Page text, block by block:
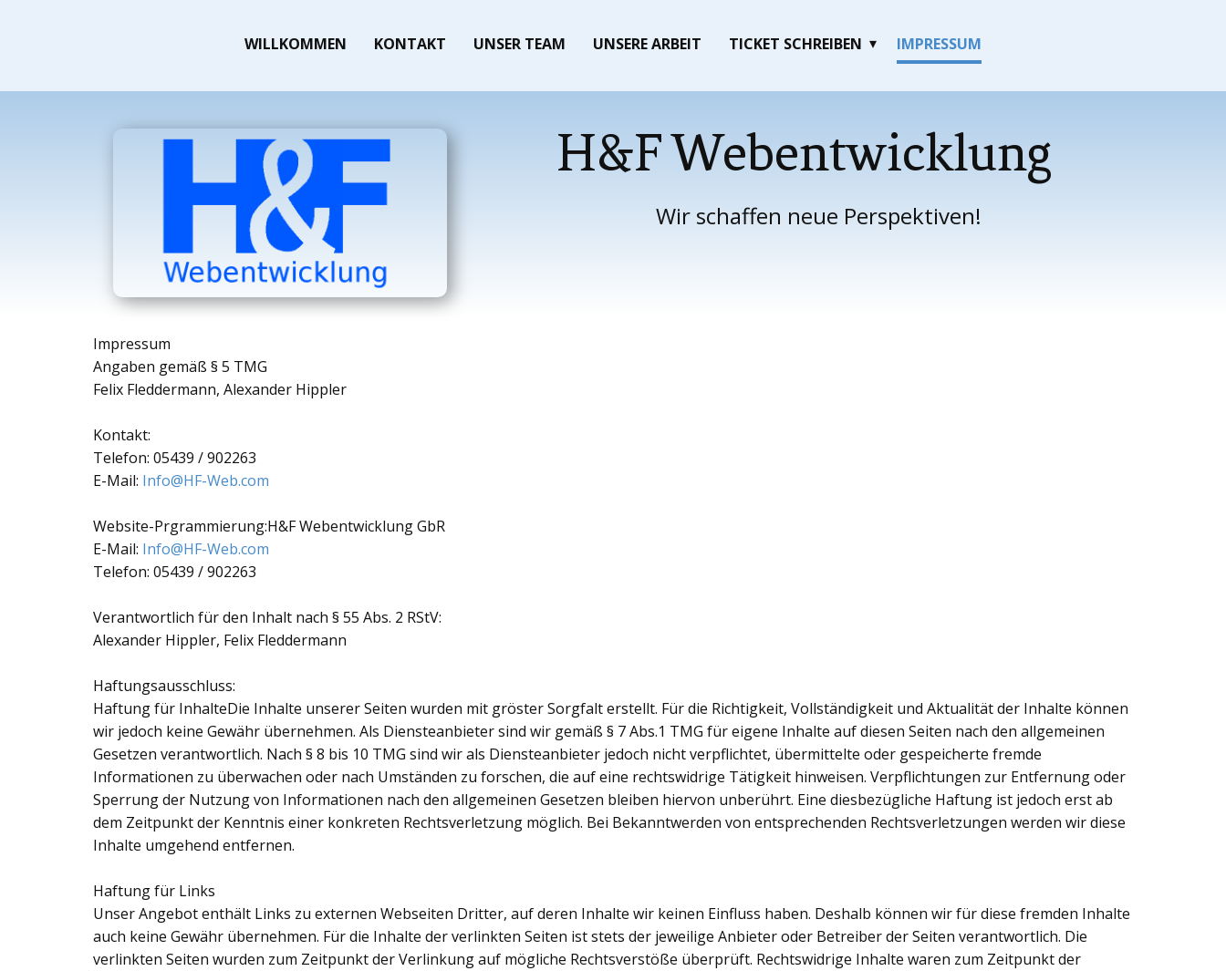
WILLKOMMEN KONTAKT UNSER TEAM UNSERE ARBEIT TICKET SCHREIBEN IMPRESSUM
H&F Webentwicklung
Wir schaffen neue Perspektiven!
Impressum
Angaben gemäß § 5 TMG
Felix Fleddermann, Alexander Hippler
Kontakt:
Telefon: 05439 / 902263
E-Mail: Info@HF-Web.com
Website-Prgrammierung:H&F Webentwicklung GbR
E-Mail: Info@HF-Web.com
Telefon: 05439 / 902263
Verantwortlich für den Inhalt nach § 55 Abs. 2 RStV:
Alexander Hippler, Felix Fleddermann
Haftungsausschluss:
Haftung für InhalteDie Inhalte unserer Seiten wurden mit gröster Sorgfalt erstellt. Für die Richtigkeit, Vollständigkeit und Aktualität der Inhalte können
wir jedoch keine Gewähr übernehmen. Als Diensteanbieter sind wir gemäß § 7 Abs.1 TMG für eigene Inhalte auf diesen Seiten nach den allgemeinen
Gesetzen verantwortlich. Nach § 8 bis 10 TMG sind wir als Diensteanbieter jedoch nicht verpflichtet, übermittelte oder gespeicherte fremde
Informationen zu überwachen oder nach Umständen zu forschen, die auf eine rechtswidrige Tätigkeit hinweisen. Verpflichtungen zur Entfernung oder
Sperrung der Nutzung von Informationen nach den allgemeinen Gesetzen bleiben hiervon unberührt. Eine diesbezügliche Haftung ist jedoch erst ab
dem Zeitpunkt der Kenntnis einer konkreten Rechtsverletzung möglich. Bei Bekanntwerden von entsprechenden Rechtsverletzungen werden wir diese
Inhalte umgehend entfernen.
Haftung für Links
Unser Angebot enthält Links zu externen Webseiten Dritter, auf deren Inhalte wir keinen Einfluss haben. Deshalb können wir für diese fremden Inhalte
auch keine Gewähr übernehmen. Für die Inhalte der verlinkten Seiten ist stets der jeweilige Anbieter oder Betreiber der Seiten verantwortlich. Die
verlinkten Seiten wurden zum Zeitpunkt der Verlinkung auf mögliche Rechtsverstöße überprüft. Rechtswidrige Inhalte waren zum Zeitpunkt der